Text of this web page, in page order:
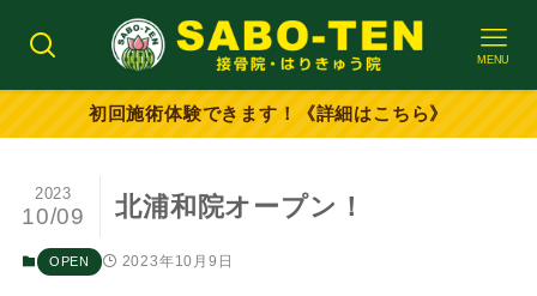
MENU
初回施術体験できます！《詳細はこちら》
北浦和院オープン！
2023
10/09
OPEN 2023年10月9日